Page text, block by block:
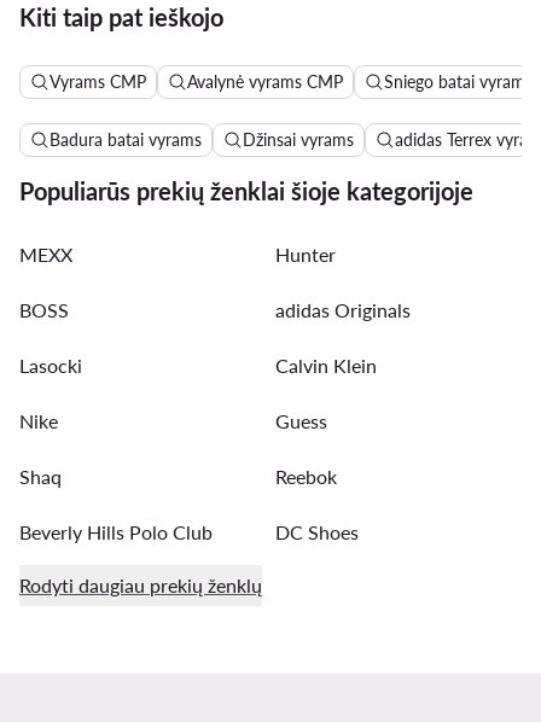
Kiti taip pat ieškojo
Vyrams CMP Avalynė vyrams CMP Sniego batai vyrams
Badura batai vyrams Džinsai vyrams adidas Terrex
Populiarūs prekių ženklai šioje kategorijoje
MEXX Hunter
BOSS adidas Originals
Lasocki Calvin Klein
Nike Guess
Shaq Reebok
Beverly Hills Polo Club DC Shoes
Rodyti daugiau prekių ženklų